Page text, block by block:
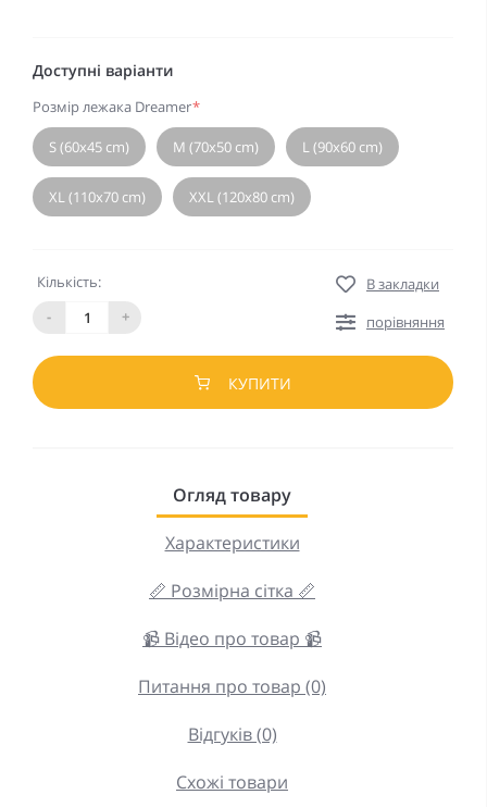
Доступні варіанти
Розмір лежака Dreamer*
S (60x45 cm) M (70x50 cm) L (90x60 cm)
XL (110x70 cm) XXL (120x80 cm)
Кількість:
-
+
В закладки
порівняння
КУПИТИ
Огляд товару
Характеристики
📏 Розмірна сітка 📏
📹 Відео про товар 📹
Питання про товар (0)
Відгуків (0)
Схожі товари